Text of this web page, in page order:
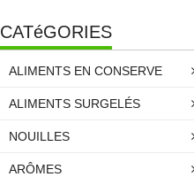
CATéGORIES
ALIMENTS EN CONSERVE
ALIMENTS SURGELÉS
NOUILLES
ARÔMES